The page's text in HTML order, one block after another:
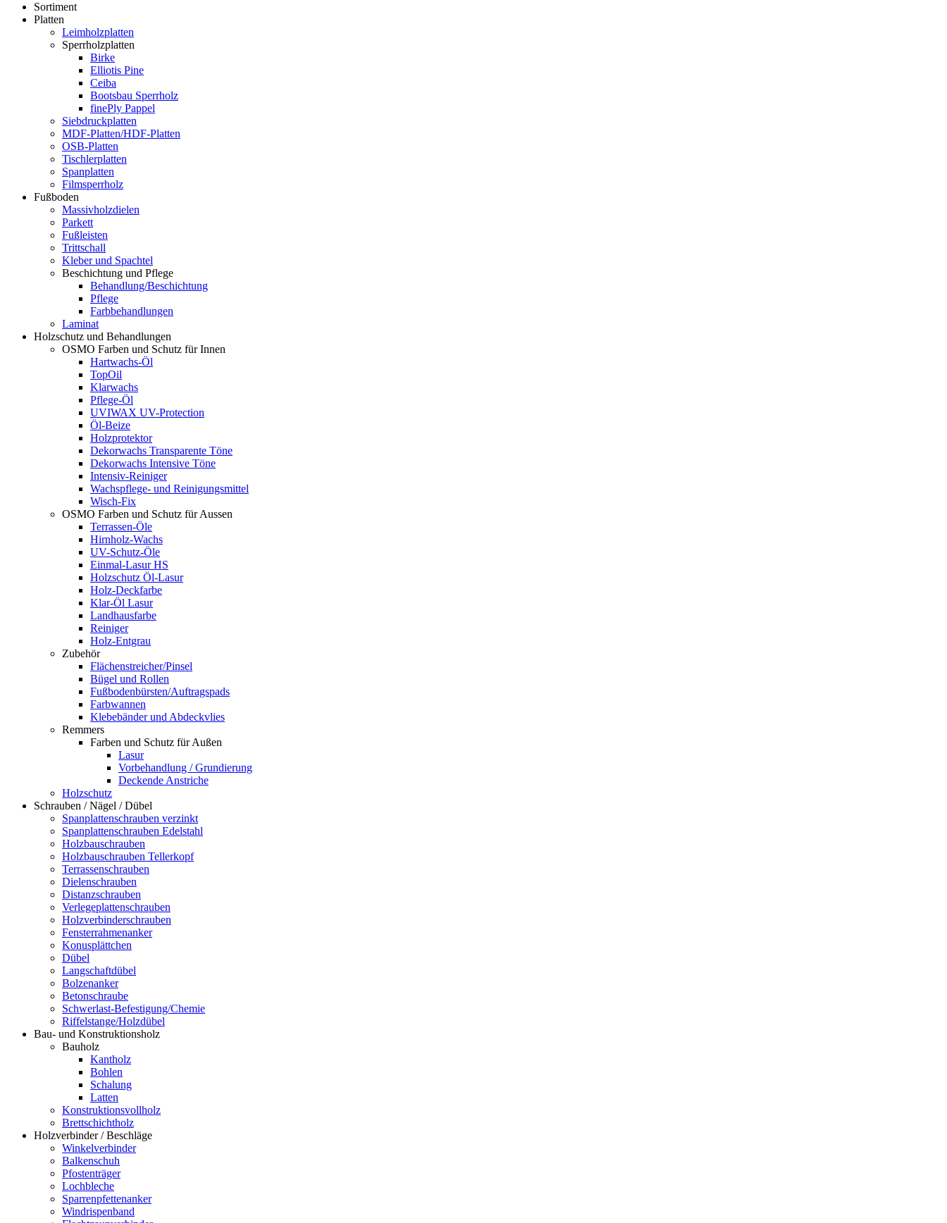
Sortiment
Platten
Leimholzplatten
Sperrholzplatten
Birke
Elliotis Pine
Ceiba
Bootsbau Sperrholz
finePly Pappel
Siebdruckplatten
MDF-Platten/HDF-Platten
OSB-Platten
Tischlerplatten
Spanplatten
Filmsperrholz
Fußboden
Massivholzdielen
Parkett
Fußleisten
Trittschall
Kleber und Spachtel
Beschichtung und Pflege
Behandlung/Beschichtung
Pflege
Farbbehandlungen
Laminat
Holzschutz und Behandlungen
OSMO Farben und Schutz für Innen
Hartwachs-Öl
TopOil
Klarwachs
Pflege-Öl
UVIWAX UV-Protection
Öl-Beize
Holzprotektor
Dekorwachs Transparente Töne
Dekorwachs Intensive Töne
Intensiv-Reiniger
Wachspflege- und Reinigungsmittel
Wisch-Fix
OSMO Farben und Schutz für Aussen
Terrassen-Öle
Hirnholz-Wachs
UV-Schutz-Öle
Einmal-Lasur HS
Holzschutz Öl-Lasur
Holz-Deckfarbe
Klar-Öl Lasur
Landhausfarbe
Reiniger
Holz-Entgrau
Zubehör
Flächenstreicher/Pinsel
Bügel und Rollen
Fußbodenbürsten/Auftragspads
Farbwannen
Klebebänder und Abdeckvlies
Remmers
Farben und Schutz für Außen
Lasur
Vorbehandlung / Grundierung
Deckende Anstriche
Holzschutz
Schrauben / Nägel / Dübel
Spanplattenschrauben verzinkt
Spanplattenschrauben Edelstahl
Holzbauschrauben
Holzbauschrauben Tellerkopf
Terrassenschrauben
Dielenschrauben
Distanzschrauben
Verlegeplattenschrauben
Holzverbinderschrauben
Fensterrahmenanker
Konusplättchen
Dübel
Langschaftdübel
Bolzenanker
Betonschraube
Schwerlast-Befestigung/Chemie
Riffelstange/Holzdübel
Bau- und Konstruktionsholz
Bauholz
Kantholz
Bohlen
Schalung
Latten
Konstruktionsvollholz
Brettschichtholz
Holzverbinder / Beschläge
Winkelverbinder
Balkenschuh
Pfostenträger
Lochbleche
Sparrenpfettenanker
Windrispenband